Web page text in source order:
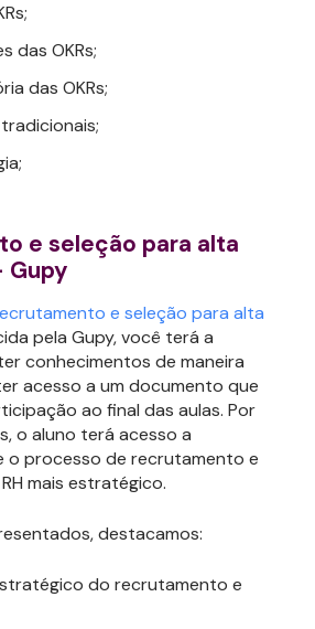
das OKRs;
das OKRs;
e seleção para alta
e seleção para alta
pela Gupy, você terá a
conhecimentos de maneira
acesso a um documento que
ao final das aulas. Por
o aluno terá acesso a
o processo de recrutamento e
mais estratégico.
destacamos:
do recrutamento e